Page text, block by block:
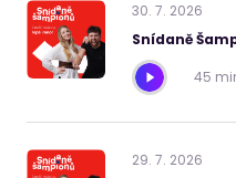
30. 7. 2026
Snídaně
45
29. 7. 2026